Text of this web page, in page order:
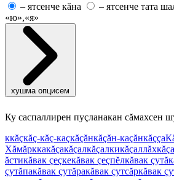
– ятсенче кăна – ятсенче тата
«ю»,«я»
хушма опцисем
Ку саспаллирен пуçланакан сăмахсен
ккăçкăç-кăç-каçкăçăнкăçăн-каçăнкăççа
Хăмăрккакăçакăçалкăçалкикăçаллăх
ăстикăвак çеçкекăвак çеçпĕлкăвак çутă
çутăпакăвак çутăракăвак çутсăркăвак